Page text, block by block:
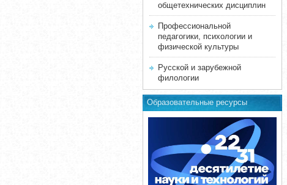
общетехнических дисциплин
Профессиональной
педагогики, психологии и
физической культуры
Русской и зарубежной
филологии
Образовательные ресурсы